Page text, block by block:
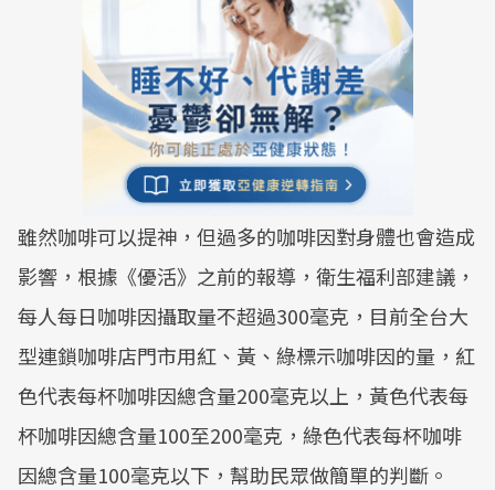
雖然咖啡可以提神，但過多的咖啡因對身體也會造成
影響，根據《優活》之前的報導，衛生福利部建議，
每人每日咖啡因攝取量不超過300毫克，目前全台大
型連鎖咖啡店門市用紅、黃、綠標示咖啡因的量，紅
色代表每杯咖啡因總含量200毫克以上，黃色代表每
杯咖啡因總含量100至200毫克，綠色代表每杯咖啡
因總含量100毫克以下，幫助民眾做簡單的判斷。